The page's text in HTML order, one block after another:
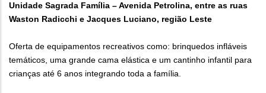
Unidade Sagrada Família – Avenida Petrolina, entre as ruas
Waston Radicchi e Jacques Luciano, região Leste
Oferta de equipamentos recreativos como: brinquedos infláveis
temáticos, uma grande cama elástica e um cantinho infantil para
crianças até 6 anos integrando toda a família.